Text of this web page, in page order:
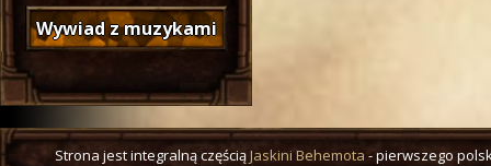
Wywiad z muzykami
Strona jest integralną częściąJaskini Behemota - pierwszego